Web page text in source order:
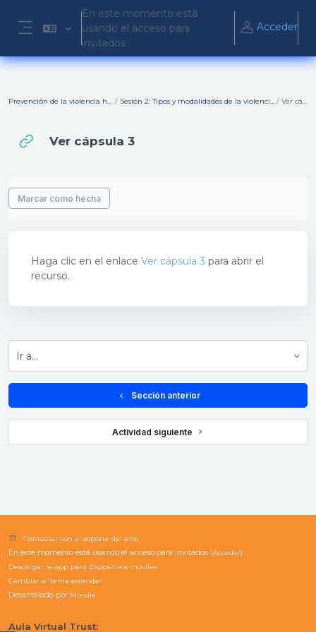
Salta al contenido principal
Panel lateral
En este momento está
usando el acceso para
invitados
Acceder
Prevención de la violencia hacia mujeres y niñas Sesión 2: Tipos y modalidades de la violencia hacia las mujeres y las niñas Ver cápsula 3
Ver cápsula 3
Marcar como hecha
Haga clic en el enlace Ver cápsula 3 para abrir el
recurso.
  Sección anterior
Actividad siguiente
Contactar con el soporte del sitio
En este momento está usando el acceso para invitados (Acceder)
Descargar la app para dispositivos móviles
Cambiar al tema estándar
Desarrollado por Moodle
Aula Virtual Trust: